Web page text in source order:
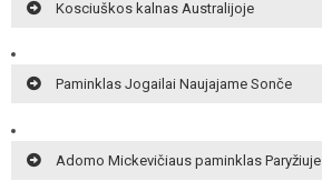
Kosciuškos kalnas Australijoje
Paminklas Jogailai Naujajame Sonče
Adomo Mickevičiaus paminklas Paryžiuje